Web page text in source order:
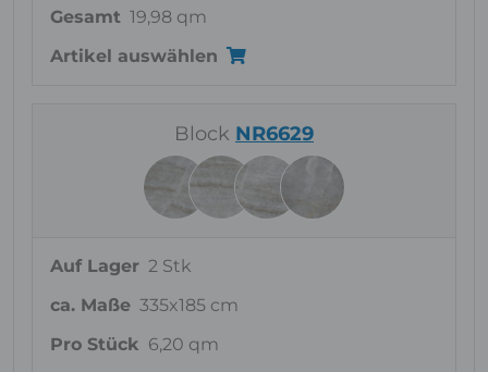
Gesamt 19,98 qm
Artikel auswählen
Block NR6629
Auf Lager 2 Stk
ca. Maße 335x185 cm
Pro Stück 6,20 qm